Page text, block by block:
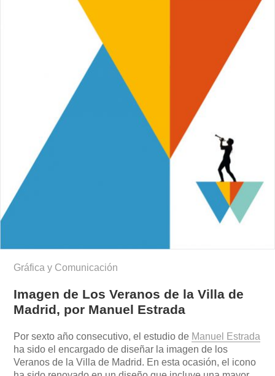
Gráfica y Comunicación
Imagen de Los Veranos de la Villa de
Madrid, por Manuel Estrada
Por sexto año consecutivo, el estudio de Manuel Estrada
ha sido el encargado de diseñar la imagen de los
Veranos de la Villa de Madrid. En esta ocasión, el icono